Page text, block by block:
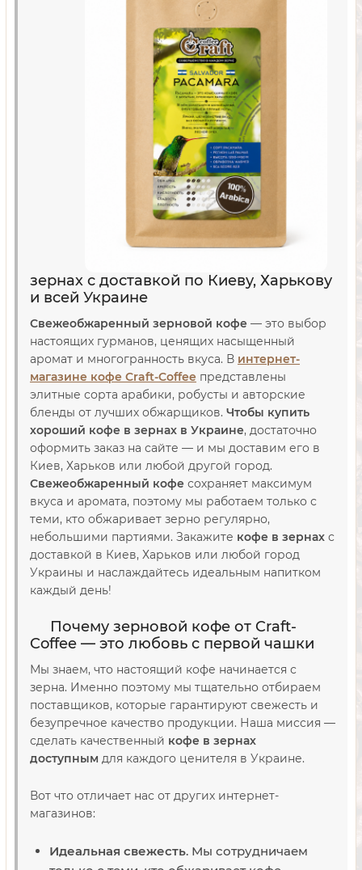
зернах с доставкой по Киеву, Харькову
и всей Украине
Свежеобжаренный зерновой кофе — это выбор
настоящих гурманов, ценящих насыщенный
аромат и многогранность вкуса. В интернет-
магазине кофе Craft-Coffee представлены
элитные сорта арабики, робусты и авторские
бленды от лучших обжарщиков. Чтобы купить
хороший кофе в зернах в Украине, достаточно
оформить заказ на сайте — и мы доставим его в
Киев, Харьков или любой другой город.
Свежеобжаренный кофе сохраняет максимум
вкуса и аромата, поэтому мы работаем только с
теми, кто обжаривает зерно регулярно,
небольшими партиями. Закажите кофе в зернах с
доставкой в Киев, Харьков или любой город
Украины и наслаждайтесь идеальным напитком
каждый день!
Почему зерновой кофе от Craft-
Coffee — это любовь с первой чашки
Мы знаем, что настоящий кофе начинается с
зерна. Именно поэтому мы тщательно отбираем
поставщиков, которые гарантируют свежесть и
безупречное качество продукции. Наша миссия —
сделать качественный кофе в зернах
доступным для каждого ценителя в Украине.
Вот что отличает нас от других интернет-
магазинов:
Идеальная свежесть. Мы сотрудничаем